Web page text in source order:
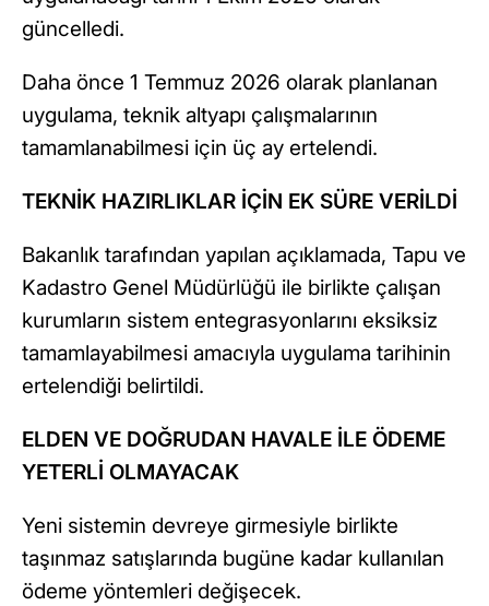
güncelledi.
Daha önce 1 Temmuz 2026 olarak planlanan
uygulama, teknik altyapı çalışmalarının
tamamlanabilmesi için üç ay ertelendi.
TEKNİK HAZIRLIKLAR İÇİN EK SÜRE VERİLDİ
Bakanlık tarafından yapılan açıklamada, Tapu ve
Kadastro Genel Müdürlüğü ile birlikte çalışan
kurumların sistem entegrasyonlarını eksiksiz
tamamlayabilmesi amacıyla uygulama tarihinin
ertelendiği belirtildi.
ELDEN VE DOĞRUDAN HAVALE İLE ÖDEME
YETERLİ OLMAYACAK
Yeni sistemin devreye girmesiyle birlikte
taşınmaz satışlarında bugüne kadar kullanılan
ödeme yöntemleri değişecek.